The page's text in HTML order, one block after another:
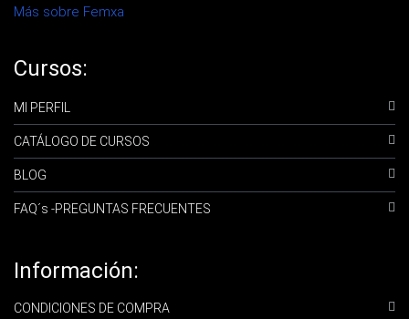
Más sobre Femxa
Cursos:
MI PERFIL
CATÁLOGO DE CURSOS
BLOG
FAQ´s -PREGUNTAS FRECUENTES
Información:
CONDICIONES DE COMPRA